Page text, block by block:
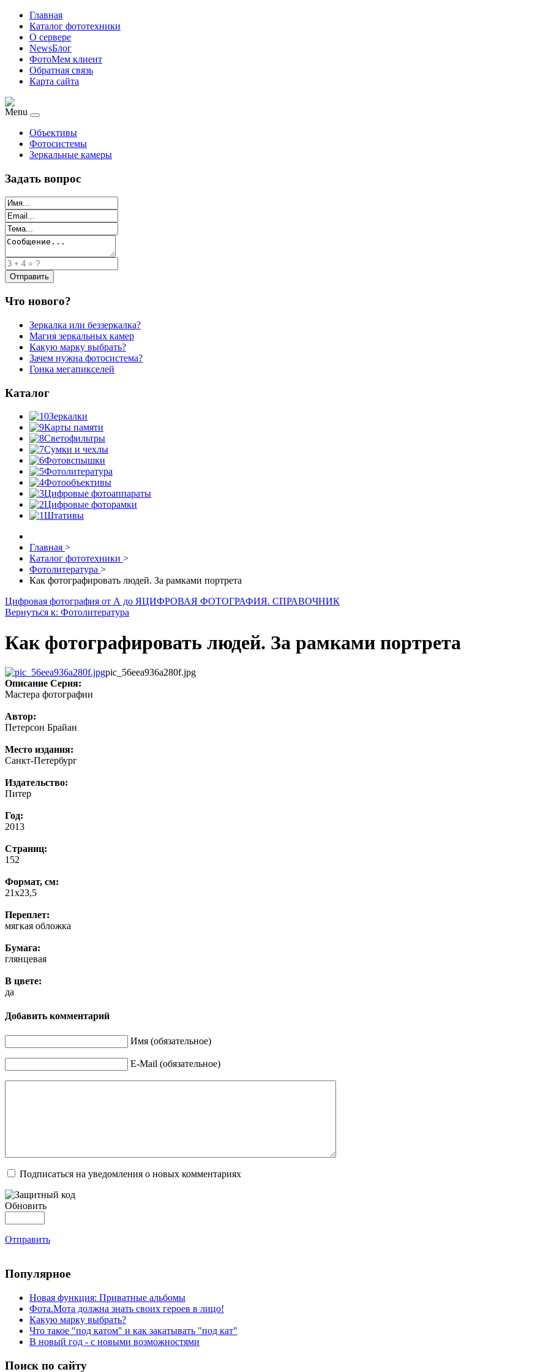
Главная
Каталог фототехники
О сервере
NewsБлог
ФотоМем клиент
Обратная связь
Карта сайта
Menu
Объективы
Фотосистемы
Зеркальные камеры
Задать вопрос
Что нового?
Зеркалка или беззеркалка?
Магия зеркальных камер
Какую марку выбрать?
Зачем нужна фотосистема?
Гонка мегапикселей
Каталог
Зеркалки
Карты памяти
Светофильтры
Сумки и чехлы
Фотовспышки
Фотолитература
Фотообъективы
Цифровые фотоаппараты
Цифровые фоторамки
Штативы
Главная >
Каталог фототехники >
Фотолитература >
Как фотографировать людей. За рамками портрета
Цифровая фотография от А до ЯЦИФРОВАЯ ФОТОГРАФИЯ. СПРАВОЧНИК
Вернуться к: Фотолитература
Как фотографировать людей. За рамками портрета
pic_56eea936a280f.jpg
Описание Серия:
Мастера фотографии
Автор:
Петерсон Брайан
Место издания:
Санкт-Петербург
Издательство:
Питер
Год:
2013
Страниц:
152
Формат, см:
21х23,5
Переплет:
мягкая обложка
Бумага:
глянцевая
В цвете:
да
Добавить комментарий
Имя (обязательное)
E-Mail (обязательное)
Подписаться на уведомления о новых комментариях
Обновить
Отправить
Популярное
Новая функция: Приватные альбомы
Фота.Мота должна знать своих героев в лицо!
Какую марку выбрать?
Что такое "под катом" и как закатывать "под кат"
В новый год - с новыми возможностями
Поиск по сайту